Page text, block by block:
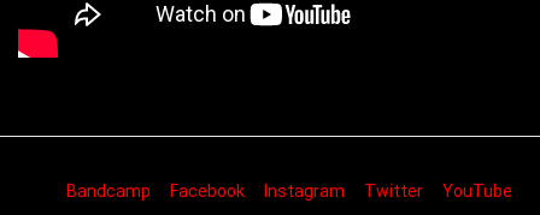
Bandcamp Facebook Instagram Twitter YouTube